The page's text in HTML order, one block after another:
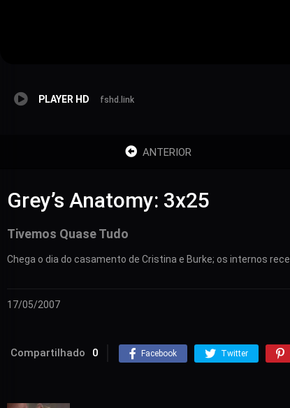
PLAYER HD fshd.link
ANTERIOR
Grey’s Anatomy: 3x25
Tivemos Quase Tudo
Chega o dia do casamento de Cristina e Burke; os internos
17/05/2007
Compartilhado 0 Facebook Twitter